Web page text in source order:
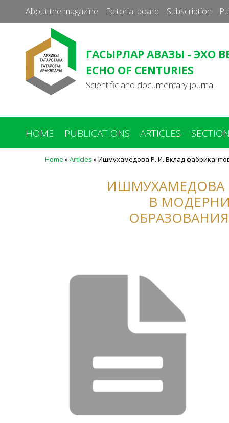
About the magazine Editorial board Subscription
ГАСЫРЛАР АВАЗЫ - ЭХО
ECHO OF CENTURIES
Scientific and documentary journal
HOME PUBLICATIONS ARTICLES
Home »Articles »Ишмухамедова Р. И. Вклад
ИШМУХАМЕДОВА
В